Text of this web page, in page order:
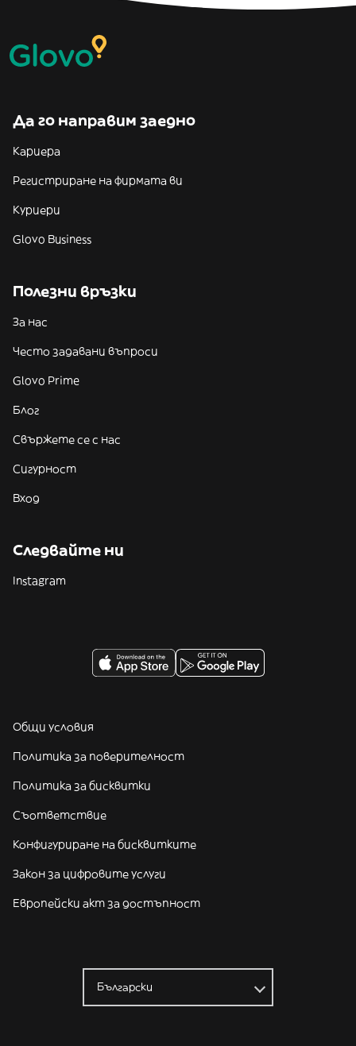
Да го направим заедно
Кариера
Регистриране на фирмата ви
Куриери
Glovo Business
Полезни връзки
За нас
Често задавани въпроси
Glovo Prime
Блог
Свържете се с нас
Сигурност
Вход
Следвайте ни
Instagram
Общи условия
Политика за поверителност
Политика за бисквитки
Съответствие
Конфигуриране на бисквитките
Закон за цифровите услуги
Европейски акт за достъпност